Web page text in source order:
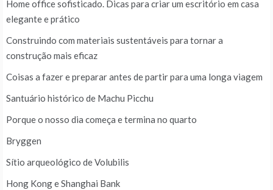
Home office sofisticado. Dicas para criar um escritório em casa
elegante e prático
Construindo com materiais sustentáveis para tornar a
construção mais eficaz
Coisas a fazer e preparar antes de partir para uma longa viagem
Santuário histórico de Machu Picchu
Porque o nosso dia começa e termina no quarto
Bryggen
Sítio arqueológico de Volubilis
Hong Kong e Shanghai Bank